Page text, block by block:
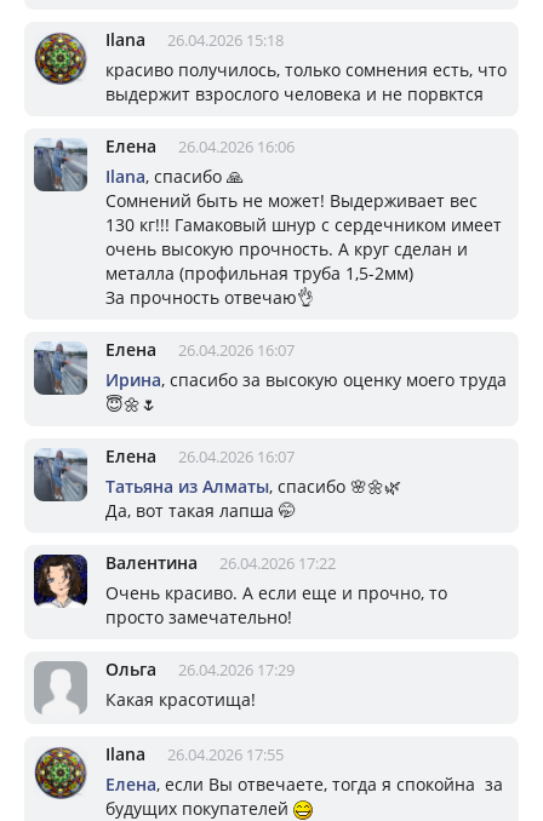
Ilana 26.04.2026 15:18
красиво получилось, только сомнения есть, что
выдержит взрослого человека и не порвктся
Елена 26.04.2026 16:06
Ilana, спасибо 🙏
Сомнений быть не может! Выдерживает вес
130 кг!!! Гамаковый шнур с сердечником имеет
очень высокую прочность. А круг сделан и
металла (профильная труба 1,5-2мм)
За прочность отвечаю👌
Елена 26.04.2026 16:07
Ирина, спасибо за высокую оценку моего труда
😇🌼🌷
Елена 26.04.2026 16:07
Татьяна из Алматы, спасибо 🌸🌼🌿
Да, вот такая лапша 🤭
Валентина 26.04.2026 17:22
Очень красиво. А если еще и прочно, то
просто замечательно!
Ольга 26.04.2026 17:29
Какая красотища!
Ilana 26.04.2026 17:55
Елена, если Вы отвечаете, тогда я спокойна за
будущих покупателей